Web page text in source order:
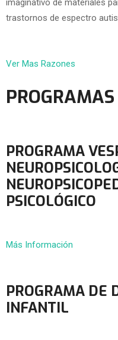
imaginativo de materiales
trastornos de espectro
Ver Mas Razones
PROGRAMAS
PROGRAMA
PSICOLÓGICO
Más Información
PROGRAMA DE
INFANTIL